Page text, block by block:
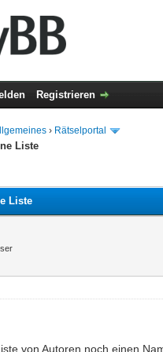
Registrieren
› Rätselportal
Liste
Liste
von Autoren noch einen